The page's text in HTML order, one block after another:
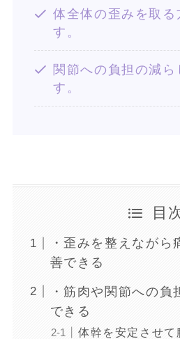
体全体の歪みを取る
す。
関節への負担の減ら
す。
目
・歪みを整えながら
善できる
・筋肉や関節への負
できる
体幹を安定させて